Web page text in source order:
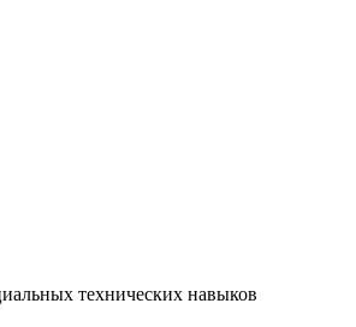
технических навыков